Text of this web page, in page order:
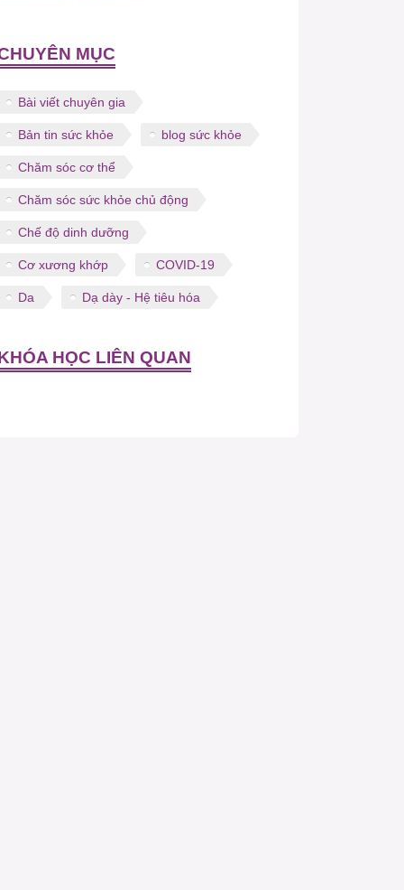
MỤC
Bài viết chuyên gia
Bản tin sức khỏe blog sức khỏe
Chăm sóc cơ thể
Chăm sóc sức khỏe chủ động
Chế độ dinh dưỡng
Cơ xương khớp COVID-19
Da Dạ dày - Hệ tiêu hóa
HỌC LIÊN QUAN